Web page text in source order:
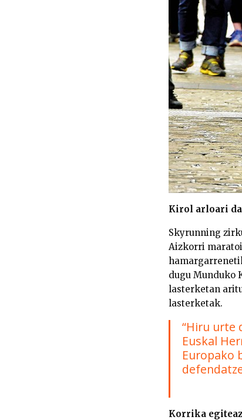
Kirol arloari
Skyrunning
Aizkorri
dugu Munduko
lasterketan
lasterketak.
“Hiru urte
Euskal
Europako
Korrika